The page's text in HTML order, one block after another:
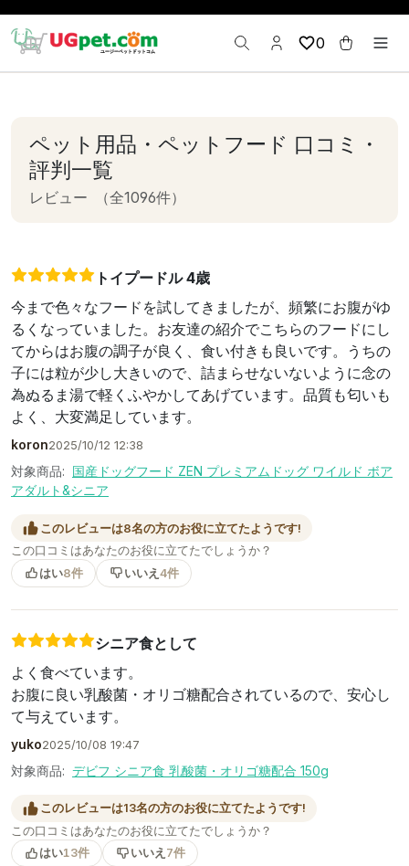
0
ペット用品・ペットフード 口コミ・
評判一覧
レビュー （全1096件）
トイプードル 4歳
今まで色々なフードを試してきましたが、頻繁にお腹がゆ
るくなっていました。お友達の紹介でこちらのフードにし
てからはお腹の調子が良く、食い付きも良いです。うちの
子には粒が少し大きいので、詰まらせないないように念の
為ぬるま湯で軽くふやかしてあげています。品質も匂いも
よく、大変満足しています。
koron2025/10/12 12:38
対象商品: 国産ドッグフード ZEN プレミアムドッグ ワイルド ボア
アダルト&シニア
このレビューは8名の方のお役に立てたようです!
この口コミはあなたのお役に立てたでしょうか？
はい8件 いいえ 4件
シニア食として
よく食べています。
お腹に良い乳酸菌・オリゴ糖配合されているので、安心し
て与えています。
yuko2025/10/08 19:47
対象商品: デビフ シニア食 乳酸菌・オリゴ糖配合 150g
このレビューは13名の方のお役に立てたようです!
この口コミはあなたのお役に立てたでしょうか？
はい13件 いいえ 7件